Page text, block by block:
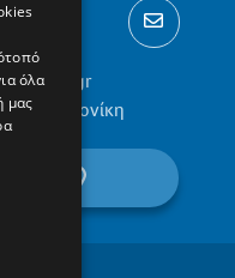
Θεσσαλονίκη
όλα
μας